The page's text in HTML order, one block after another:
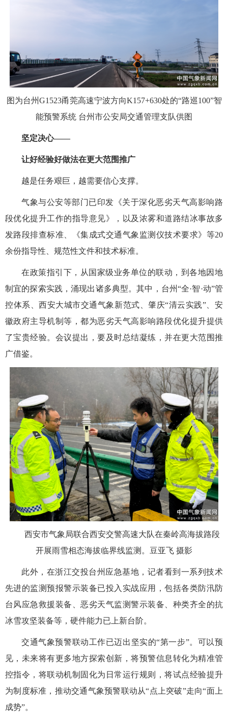
图为台州G1523甬莞高速宁波方向K157+630处的“路巡100”智
能预警系统 台州市公安局交通管理支队供图
坚定决心——
让好经验好做法在更大范围推广
越是任务艰巨，越需要信心支撑。
气象与公安等部门已印发《关于深化恶劣天气高影响路
段优化提升工作的指导意见》，以及浓雾和道路结冰事故多
发路段排查标准、《集成式交通气象监测仪技术要求》等20
余份指导性、规范性文件和技术标准。
在政策指引下，从国家级业务单位的联动，到各地因地
制宜的探索实践，涌现出诸多典型。其中，台州“全·智·动”管
控体系、西安大城市交通气象新范式、肇庆“清云实践”、安
徽政府主导机制等，都为恶劣天气高影响路段优化提升提供
了宝贵经验。会议提出，要及时总结凝练，并在更大范围推
广借鉴。
西安市气象局联合西安交警高速大队在秦岭高海拔路段
开展雨雪相态海拔临界线监测。豆亚飞 摄影
此外，在浙江交投台州应急基地，记者看到一系列技术
先进的监测预报警示装备已投入实战应用，包括各类防汛防
台风应急救援装备、恶劣天气监测警示装备、种类齐全的抗
冰雪攻坚装备等，硬件能力已上新台阶。
交通气象预警联动工作已迈出坚实的“第一步”。可以预
见，未来将有更多地方探索创新，将预警信息转化为精准管
控指令，将联动机制固化为日常运行规则，将试点经验提升
为制度标准，推动交通气象预警联动从“点上突破”走向“面上
成势”。